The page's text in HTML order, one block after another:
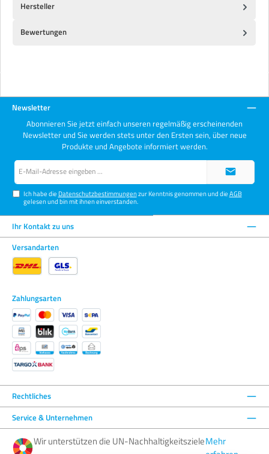
Hersteller
Bewertungen
Newsletter
Abonnieren Sie jetzt einfach unseren regelmäßig erscheinenden
Newsletter und Sie werden stets unter den Ersten sein, über neue
Produkte und Angebote informiert werden.
Ich habe die Datenschutzbestimmungenzur Kenntnis genommen und dieAGB
gelesen und bin mit ihnen einverstanden.
Ihr Kontakt zu uns
Versandarten
Zahlungsarten
Rechtliches
Service & Unternehmen
Wir unterstützen die UN-NachhaltigkeitszieleMehr